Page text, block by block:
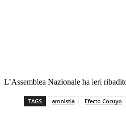
L’Assemblea Nazionale ha ieri
TAGS amnistia Efecto Cocuyo